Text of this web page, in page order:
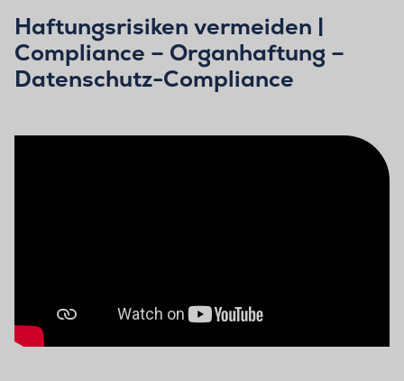
Haftungsrisiken vermeiden |
Compliance – Organhaftung –
Datenschutz-Compliance